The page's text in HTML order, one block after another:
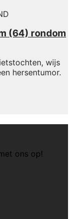
(64) rondom
wijs
hersentumor.
ons op!